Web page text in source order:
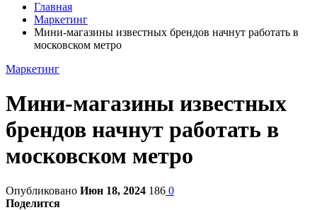
Главная
Маркетинг
Мини-магазины известных брендов начнут работать в
московском метро
Маркетинг
Мини-магазины известных
брендов начнут работать в
московском метро
Опубликовано Июн 18, 2024 186 0
Поделится